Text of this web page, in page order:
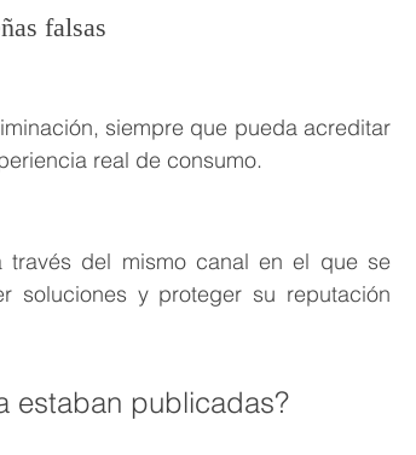
falsas
siempre que pueda acreditar
real de consumo.
través del mismo canal en el que se
soluciones y proteger su reputación
estaban publicadas?